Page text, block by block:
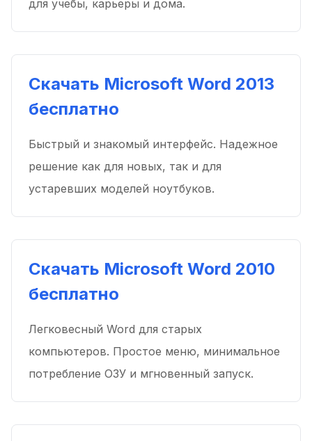
для учебы, карьеры и дома.
Скачать Microsoft Word 2013
бесплатно
Быстрый и знакомый интерфейс. Надежное
решение как для новых, так и для
устаревших моделей ноутбуков.
Скачать Microsoft Word 2010
бесплатно
Легковесный Word для старых
компьютеров. Простое меню, минимальное
потребление ОЗУ и мгновенный запуск.